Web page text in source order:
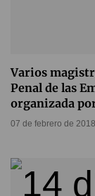
Varios
Penal de las
organizada
07 de febrero de 2018